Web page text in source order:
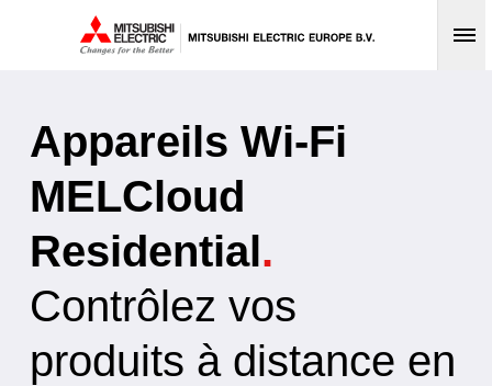
Appareils Wi-Fi
MELCloud
Residential.
Contrôlez vos
produits à distance en